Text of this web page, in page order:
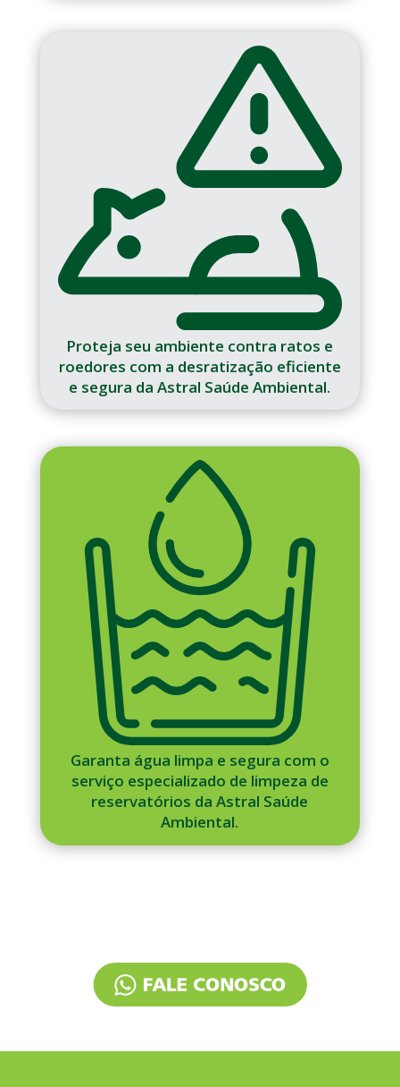
Proteja seu ambiente contra ratos e
roedores com a desratização eficiente
e segura da Astral Saúde Ambiental.
Garanta água limpa e segura com o
serviço especializado de limpeza de
reservatórios da Astral Saúde
Ambiental.